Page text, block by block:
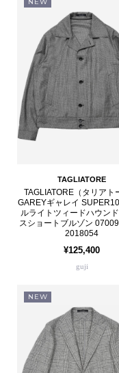
TAGLIATORE
TAGLIATORE（タリアト
GAREYギャレイ
ルライトツィードハウン
スショートブルゾン
2018054
¥125,400
guji
NEW